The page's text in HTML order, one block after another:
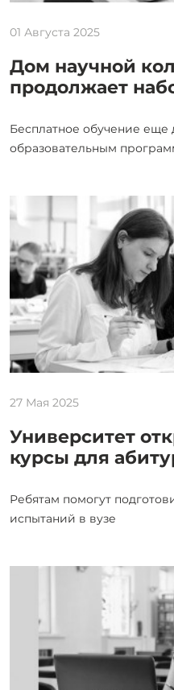
01 Августа 2025
Дом научной
продолжает
Бесплатное обучение еще
образовательным
27 Мая 2025
Университет
курсы для
Ребятам помогут
испытаний в вузе